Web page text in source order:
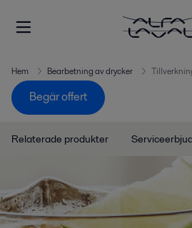
Hem Bearbetning av drycker
Begär offert
Relaterade produkter